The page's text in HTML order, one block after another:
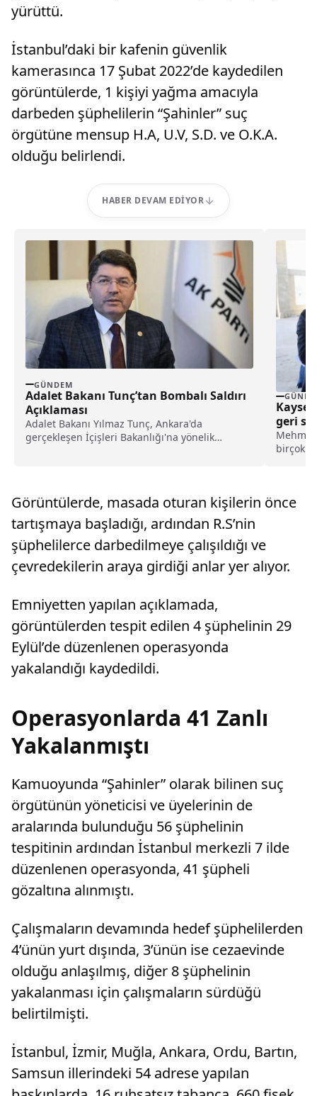
yürüttü.
İstanbul’daki bir kafenin güvenlik
kamerasınca 17 Şubat 2022’de kaydedilen
görüntülerde, 1 kişiyi yağma amacıyla
darbeden şüphelilerin “Şahinler” suç
örgütüne mensup H.A, U.V, S.D. ve O.K.A.
olduğu belirlendi.
HABER DEVAM EDIYOR
GÜNDEM
Adalet Bakanı Tunç’tan Bombalı Saldırı
Açıklaması
Adalet Bakanı Yılmaz Tunç, Ankara'da
gerçekleşen İçişleri Bakanlığı'na yönelik
geri
Mehmet
birçok
Görüntülerde, masada oturan kişilerin önce
tartışmaya başladığı, ardından R.S’nin
şüphelilerce darbedilmeye çalışıldığı ve
çevredekilerin araya girdiği anlar yer alıyor.
Emniyetten yapılan açıklamada,
görüntülerden tespit edilen 4 şüphelinin 29
Eylül’de düzenlenen operasyonda
yakalandığı kaydedildi.
Operasyonlarda 41 Zanlı
Yakalanmıştı
Kamuoyunda “Şahinler” olarak bilinen suç
örgütünün yöneticisi ve üyelerinin de
aralarında bulunduğu 56 şüphelinin
tespitinin ardından İstanbul merkezli 7 ilde
düzenlenen operasyonda, 41 şüpheli
gözaltına alınmıştı.
Çalışmaların devamında hedef şüphelilerden
4’ünün yurt dışında, 3’ünün ise cezaevinde
olduğu anlaşılmış, diğer 8 şüphelinin
yakalanması için çalışmaların sürdüğü
belirtilmişti.
İstanbul, İzmir, Muğla, Ankara, Ordu, Bartın,
Samsun illerindeki 54 adrese yapılan